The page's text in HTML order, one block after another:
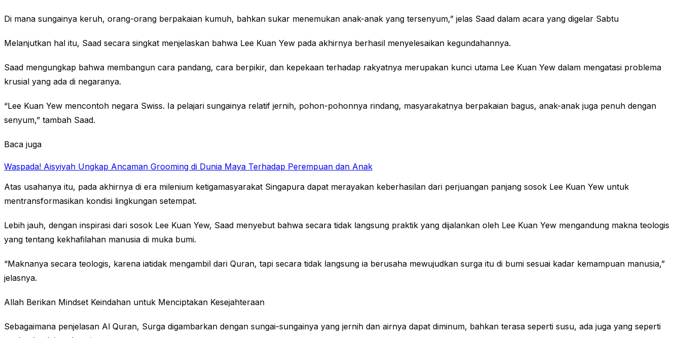
Di mana sungainya keruh, orang-orang berpakaian kumuh, bahkan sukar menemukan anak-anak yang tersenyum,” jelas Saad dalam acara yang digelar Sabtu
Melanjutkan hal itu, Saad secara singkat menjelaskan bahwa Lee Kuan Yew pada akhirnya berhasil menyelesaikan kegundahannya.
Saad mengungkap bahwa membangun cara pandang, cara berpikir, dan kepekaan terhadap rakyatnya merupakan kunci utama Lee Kuan Yew dalam mengatasi problema
krusial yang ada di negaranya.
“Lee Kuan Yew mencontoh negara Swiss. Ia pelajari sungainya relatif jernih, pohon-pohonnya rindang, masyarakatnya berpakaian bagus, anak-anak juga penuh dengan
senyum,” tambah Saad.
Baca juga
Waspada! Aisyiyah Ungkap Ancaman Grooming di Dunia Maya Terhadap Perempuan dan Anak
Atas usahanya itu, pada akhirnya di era milenium ketigamasyarakat Singapura dapat merayakan keberhasilan dari perjuangan panjang sosok Lee Kuan Yew untuk
mentransformasikan kondisi lingkungan setempat.
Lebih jauh, dengan inspirasi dari sosok Lee Kuan Yew, Saad menyebut bahwa secara tidak langsung praktik yang dijalankan oleh Lee Kuan Yew mengandung makna teologis
yang tentang kekhafilahan manusia di muka bumi.
“Maknanya secara teologis, karena iatidak mengambil dari Quran, tapi secara tidak langsung ia berusaha mewujudkan surga itu di bumi sesuai kadar kemampuan manusia,”
jelasnya.
Allah Berikan Mindset Keindahan untuk Menciptakan Kesejahteraan
Sebagaimana penjelasan Al Quran, Surga digambarkan dengan sungai-sungainya yang jernih dan airnya dapat diminum, bahkan terasa seperti susu, ada juga yang seperti